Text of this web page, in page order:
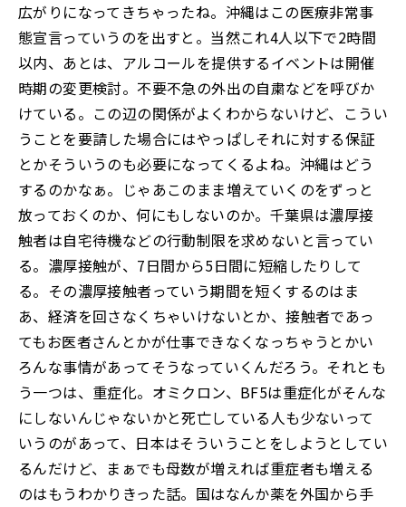
広がりになってきちゃったね。沖縄はこの医療非常事
態宣言っていうのを出すと。当然これ4人以下で2時間
以内、あとは、アルコールを提供するイベントは開催
時期の変更検討。不要不急の外出の自粛などを呼びか
けている。この辺の関係がよくわからないけど、こうい
うことを要請した場合にはやっぱしそれに対する保証
とかそういうのも必要になってくるよね。沖縄はどう
するのかなぁ。じゃあこのまま増えていくのをずっと
放っておくのか、何にもしないのか。千葉県は濃厚接
触者は自宅待機などの行動制限を求めないと言ってい
る。濃厚接触が、7日間から5日間に短縮したりして
る。その濃厚接触者っていう期間を短くするのはま
あ、経済を回さなくちゃいけないとか、接触者であっ
てもお医者さんとかが仕事できなくなっちゃうとかい
ろんな事情があってそうなっていくんだろう。それとも
う一つは、重症化。オミクロン、BF5は重症化がそんな
にしないんじゃないかと死亡している人も少ないって
いうのがあって、日本はそういうことをしようとしてい
るんだけど、まぁでも母数が増えれば重症者も増える
のはもうわかりきった話。国はなんか薬を外国から手